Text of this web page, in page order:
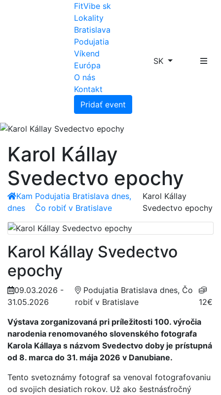
FitVibe sk
Lokality
Bratislava
Podujatia
Víkend
Európa
O nás
Kontakt
Pridať event
SK
Karol Kállay
Svedectvo epochy
Kam
dnes
Podujatia Bratislava dnes,
Čo robiť v Bratislave
Karol Kállay
Svedectvo epochy
Karol Kállay Svedectvo
epochy
09.03.2026 -
31.05.2026
Podujatia Bratislava dnes, Čo
robiť v Bratislave
12€
Výstava zorganizovaná pri príležitosti 100. výročia
narodenia renomovaného slovenského fotografa
Karola Kállaya s názvom Svedectvo doby je prístupná
od 8. marca do 31. mája 2026 v Danubiane.
Tento svetoznámy fotograf sa venoval fotografovaniu
od svojich desiatich rokov. Už ako šestnásťročný